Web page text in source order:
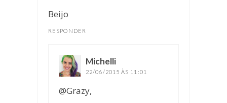
Beijo
RESPONDER
Michelli
22/06/2015 ÀS 11:01
@Grazy,